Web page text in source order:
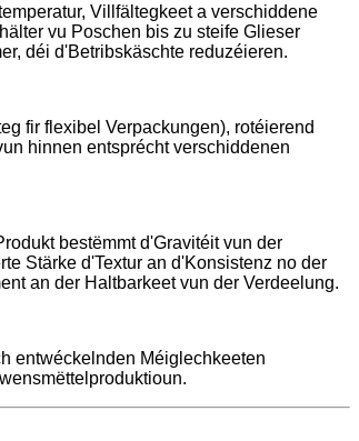
Villfältegkeet a verschiddene
vu Poschen bis zu steife Glieser
déi d'Betribskäschte reduzéieren.
fir flexibel Verpackungen), rotéierend
hinnen entsprécht verschiddenen
bestëmmt d'Gravitéit vun der
Stärke d'Textur an d'Konsistenz no der
an der Haltbarkeet vun der Verdeelung.
entwéckelnden Méiglechkeeten